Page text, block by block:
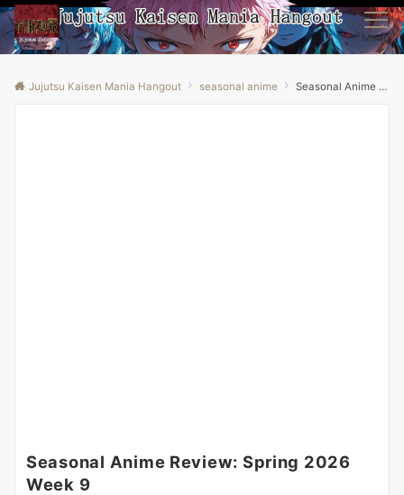
Menu
Jujutsu Kaisen Mania Hangout seasonal anime Seasonal Anime Review: Spring 2026 Week 9
Seasonal Anime Review: Spring 2026
Week 9